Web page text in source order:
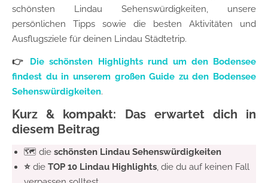
schönsten Lindau Sehenswürdigkeiten, unsere
persönlichen Tipps sowie die besten Aktivitäten und
Ausflugsziele für deinen Lindau Städtetrip.
👉
Die schönsten Highlights rund um den Bodensee
findest du in unserem großen Guide zu den Bodensee
Sehenswürdigkeiten.
Kurz & kompakt: Das erwartet dich in
diesem Beitrag
🗺️ die schönsten Lindau Sehenswürdigkeiten
⭐️ die TOP 10 Lindau Highlights, die du auf keinen Fall